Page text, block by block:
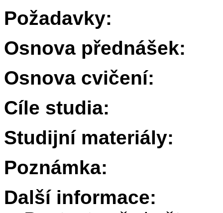
Požadavky:
Osnova přednášek:
Osnova cvičení:
Cíle studia:
Studijní materiály:
Poznámka:
Další informace: